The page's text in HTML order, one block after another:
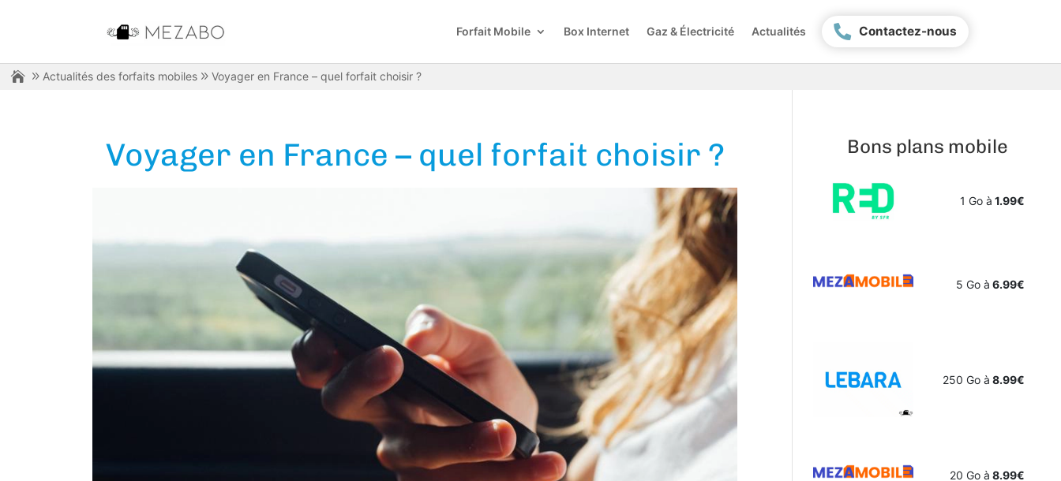
Forfait Mobile Box Internet Gaz & Électricité Actualités Contactez-nous
Actualités des forfaits mobiles Voyager en France – quel forfait choisir ?
Voyager en France – quel forfait choisir ? Bons plans mobile
1 Go à 1.99€
5 Go à 6.99€
250 Go à 8.99€
20 Go à 8.99€